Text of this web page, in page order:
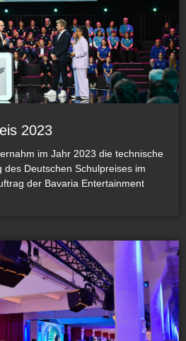
2023
im Jahr 2023 die technische
des Deutschen Schulpreises im
der Bavaria Entertainment